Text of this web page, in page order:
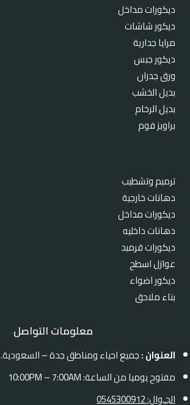
ديكورات مداخل
ديكور شاشات
مرايا جدارية
ديكور جبس
ورق جدران
بديل الخشب
بديل الرخام
براويز فوم
ترميم وتشطيب
دهانات خارجية
ديكورات مداخل
دهانات داخليه
ديكورات قرميد
عوازل اسطح
ديكور اضواء
بناء ملاحق
معلومات التواصل
العنوان :جميع احياء ومناطق جدة – السعودية.
مفتوح يوميا من الساعة: 10:00PM – 7:00AM
الجـوال: 0545300912